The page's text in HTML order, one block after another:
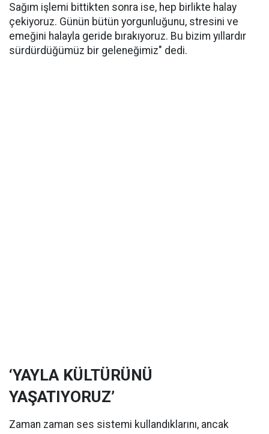
Sağım işlemi bittikten sonra ise, hep birlikte halay
çekiyoruz. Günün bütün yorgunluğunu, stresini ve
emeğini halayla geride bırakıyoruz. Bu bizim yıllardır
sürdürdüğümüz bir geleneğimiz" dedi.
‘YAYLA KÜLTÜRÜNÜ
YAŞATIYORUZ’
Zaman zaman ses sistemi kullandıklarını, ancak